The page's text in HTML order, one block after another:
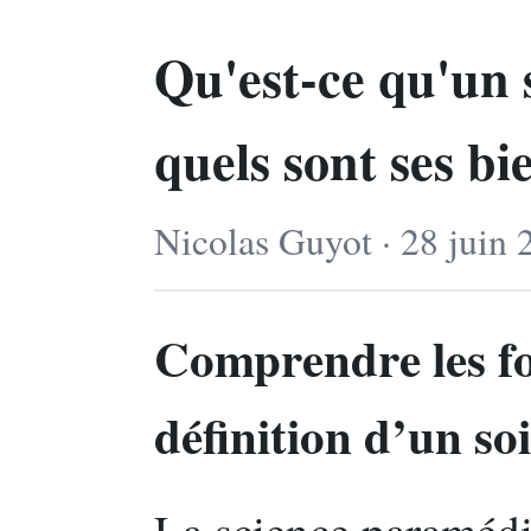
Qu'est-ce
quels sont ses
Nicolas Guyot · 28 juin
Comprendre les
définition d’un